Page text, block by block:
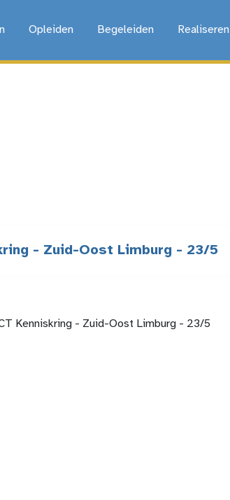
Opleiden Begeleiden Realiseren
- Zuid-Oost Limburg - 23/5
Kenniskring - Zuid-Oost Limburg - 23/5